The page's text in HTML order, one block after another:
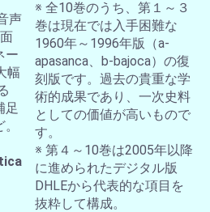
声
ー
幅
足
※ 全10巻のうち、第１～３
巻は現在では入手困難な
1960年～1996年版（a-
apasanca、b-bajoca）の復
刻版です。過去の貴重な学
術的成果であり、一次史料
としての価値が高いもので
す。
※ 第４～10巻は2005年以降
に進められたデジタル版
DHLEから代表的な項目を
抜粋して構成。